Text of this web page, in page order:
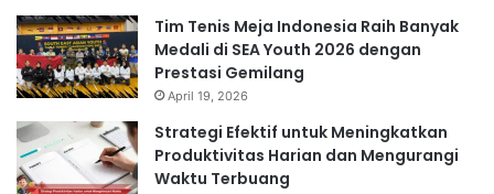
Tim Tenis Meja Indonesia Raih Banyak
Medali di SEA Youth 2026 dengan
Prestasi Gemilang
April 19, 2026
Strategi Efektif untuk Meningkatkan
Produktivitas Harian dan Mengurangi
Waktu Terbuang